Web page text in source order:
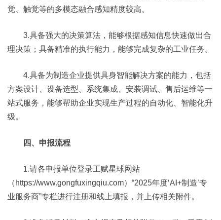
觉、触觉等的多模态融合感知精度较高。
3.具备强大的决策算法，能够根据感知信息快速做出合
理决策；具备精准的执行能力，能够完成复杂的工业任务。
4.具备为制造企业提供具身智能解决方案的能力，包括
方案设计、设备选型、系统集成、安装调试、售后运维等一
站式服务，能够帮助企业实现生产过程的自动化、智能化升
级。
四、申报流程
1.请各申报单位登录工赋星球网站
（https://www.gongfuxingqiu.com）“2025年度‘AI+制造’专
业服务商”专栏进行注册和线上填报，并上传相关附件。